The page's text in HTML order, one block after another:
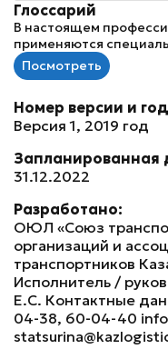
Глоссарий
В настоящем
применяются
Посмотреть
Номер версии и
Версия 1, 2019 год
Запланированная
31.12.2022
Разработано:
ОЮЛ «Союз
организаций и
транспортников
Исполнитель /
Е.С. Контактные
04-38, 60-04-40